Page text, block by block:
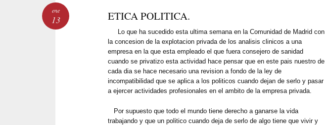
ETICA POLITICA.
Lo que ha sucedido esta ultima semana en la Comunidad de Madrid con
la concesion de la explotacion privada de los analisis clinicos a una
empresa en la que esta empleado el que fuera consejero de sanidad
cuando se privatizo esta actividad hace pensar que en este pais nuestro de
cada dia se hace necesario una revision a fondo de la ley de
incompatibilidad que se aplica a los politicos cuando dejan de serlo y pasar
a ejercer actividades profesionales en el ambito de la empresa privada.
Por supuesto que todo el mundo tiene derecho a ganarse la vida
trabajando y que un politico cuando deja de serlo de algo tiene que vivir y
ene
13